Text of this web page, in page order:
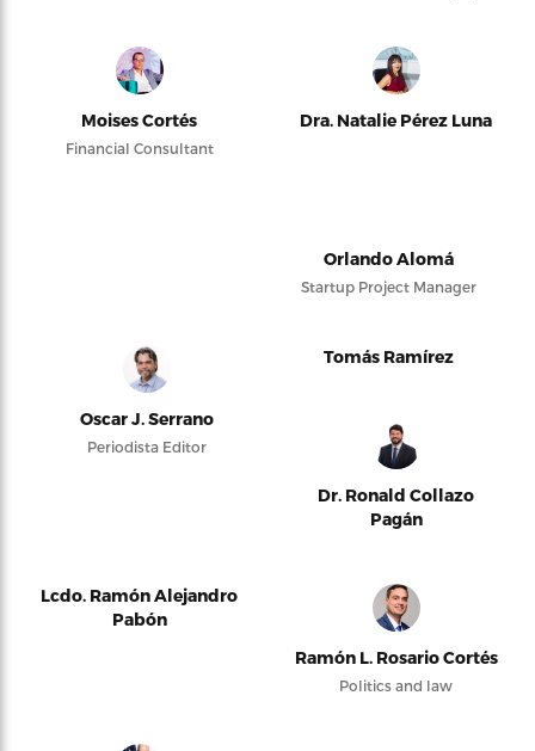
Moises Cortés
Financial Consultant
Dra. Natalie Pérez Luna
Orlando Alomá
Startup Project Manager
Oscar J. Serrano
Periodista Editor
Tomás Ramírez
Dr. Ronald Collazo
Pagán
Lcdo. Ramón Alejandro
Pabón
Ramón L. Rosario Cortés
Politics and law